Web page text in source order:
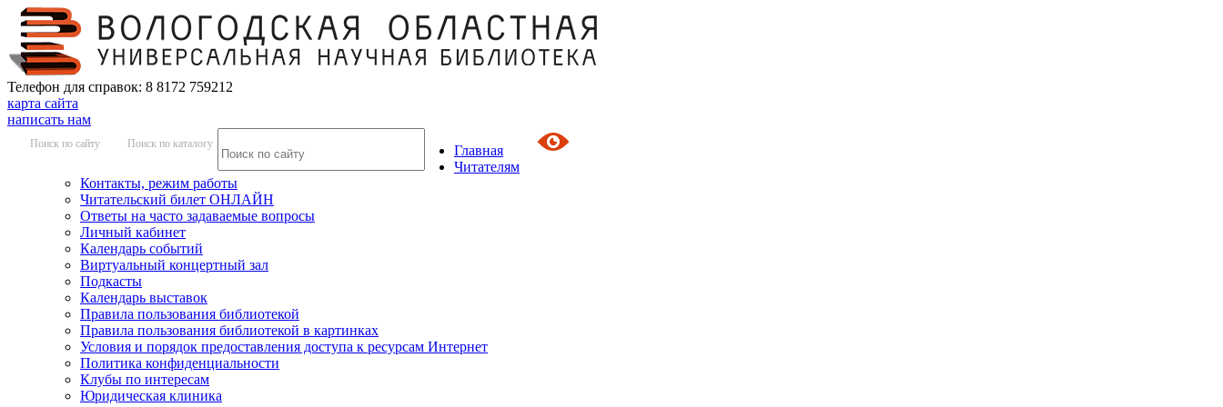
Телефон для справок: 8 8172 759212
карта сайта
написать нам
Поиск по сайту Поиск по каталогу
Главная
Читателям
Контакты, режим работы
Читательский билет ОНЛАЙН
Ответы на часто задаваемые вопросы
Личный кабинет
Календарь событий
Виртуальный концертный зал
Подкасты
Календарь выставок
Правила пользования библиотекой
Правила пользования библиотекой в картинках
Условия и порядок предоставления доступа к ресурсам Интернет
Политика конфиденциальности
Клубы по интересам
Юридическая клиника